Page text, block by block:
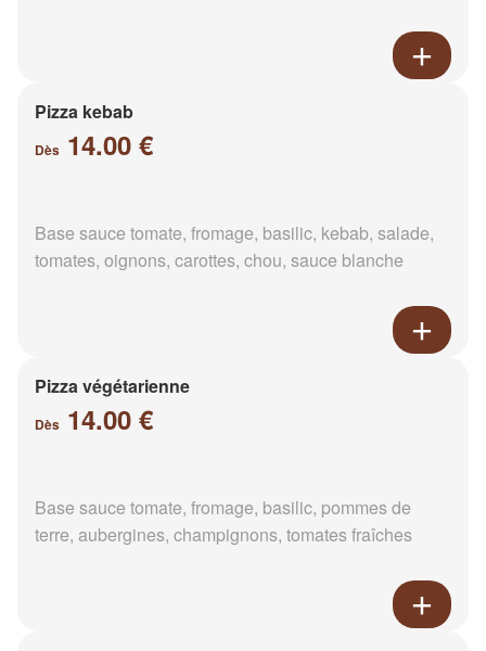
Pizza kebab
Dès 14.00 €
Base sauce tomate, fromage, basilic, kebab, salade,
tomates, oignons, carottes, chou, sauce blanche
Pizza végétarienne
Dès 14.00 €
Base sauce tomate, fromage, basilic, pommes de
terre, aubergines, champignons, tomates fraîches